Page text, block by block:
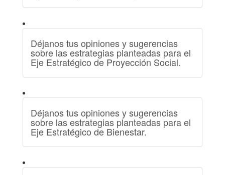
Déjanos tus opiniones y sugerencias
sobre las estrategias planteadas para el
Eje Estratégico de Proyección Social.
Déjanos tus opiniones y sugerencias
sobre las estrategias planteadas para el
Eje Estratégico de Bienestar.